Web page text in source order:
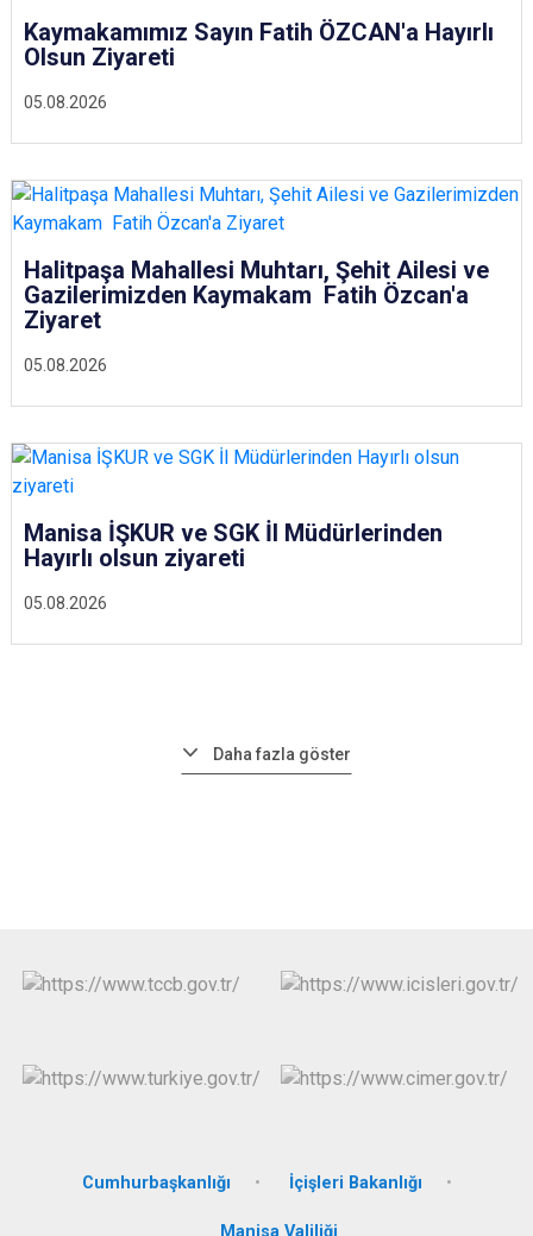
05.08.2026
Kaymakamımız Sayın Fatih ÖZCAN'a Hayırlı
Olsun Ziyareti
05.08.2026
Halitpaşa Mahallesi Muhtarı, Şehit Ailesi ve
Gazilerimizden Kaymakam Fatih Özcan'a
Ziyaret
05.08.2026
Manisa İŞKUR ve SGK İl Müdürlerinden
Hayırlı olsun ziyareti
Daha fazla göster
Cumhurbaşkanlığı İçişleri Bakanlığı
Manisa Valiliği